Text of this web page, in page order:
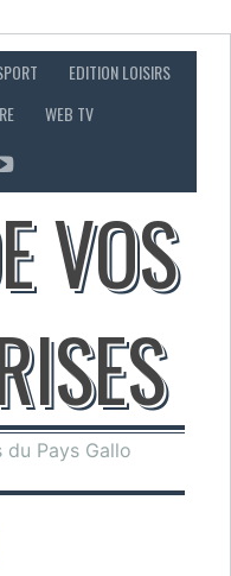
EDITION LOISIRS
WEB TV
VOS
Pays Gallo